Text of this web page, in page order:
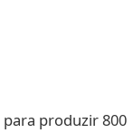
produzir 800